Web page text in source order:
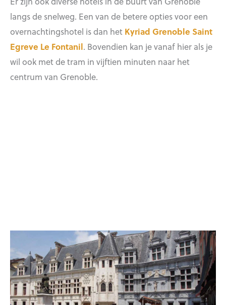
langs de snelweg. Een van de betere opties voor een
overnachtingshotel is dan het Kyriad Grenoble Saint
Egreve Le Fontanil. Bovendien kan je vanaf hier als je
wil ook met de tram in vijftien minuten naar het
centrum van Grenoble.